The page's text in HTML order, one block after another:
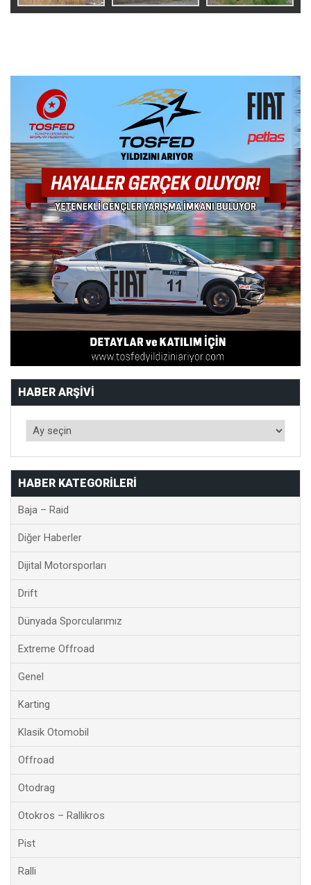
HABER ARŞIVI
HABER KATEGORILERI
Baja – Raid
Diğer Haberler
Dijital Motorsporları
Drift
Dünyada Sporcularımız
Extreme Offroad
Genel
Karting
Klasik Otomobil
Offroad
Otodrag
Otokros – Rallikros
Pist
Ralli